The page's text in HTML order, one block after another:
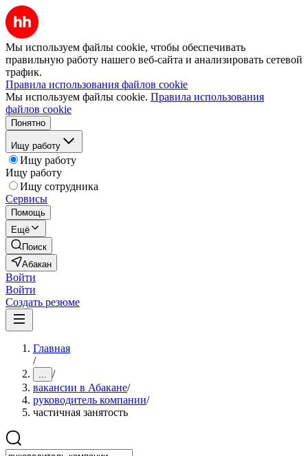
Мы используем файлы cookie, чтобы обеспечивать
правильную работу нашего веб-сайта и анализировать сетевой
трафик.
Правила использования файлов cookie
Мы используем файлы cookie. Правила использования
файлов cookie
Понятно
Ищу работу
Ищу работу
Ищу работу
Ищу сотрудника
Сервисы
Помощь
Ещё
Поиск
Абакан
Войти
Войти
Создать резюме
Главная
/
... /
вакансии в Абакане/
руководитель компании/
частичная занятость